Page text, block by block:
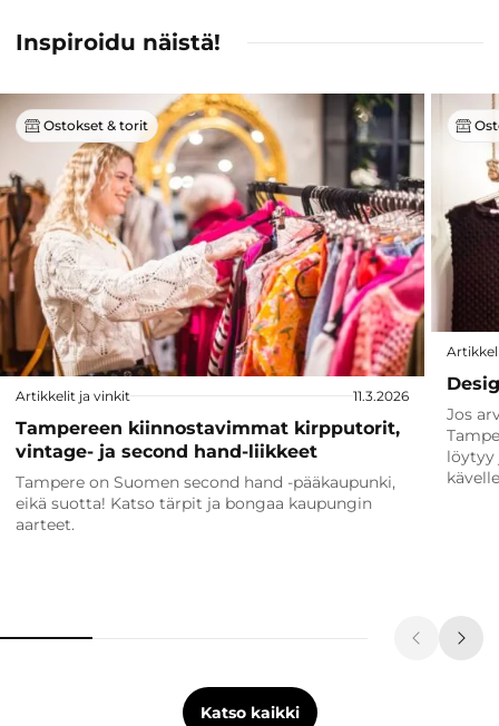
Inspiroidu näistä!
Ostokset & torit
Artikkelit ja vinkit 11.3.2026
Tampereen kiinnostavimmat kirpputorit,
vintage- ja second hand-liikkeet
Tampere on Suomen second hand -pääkaupunki,
eikä suotta! Katso tärpit ja bongaa kaupungin
aarteet.
Jos
löytyy
Katso kaikki